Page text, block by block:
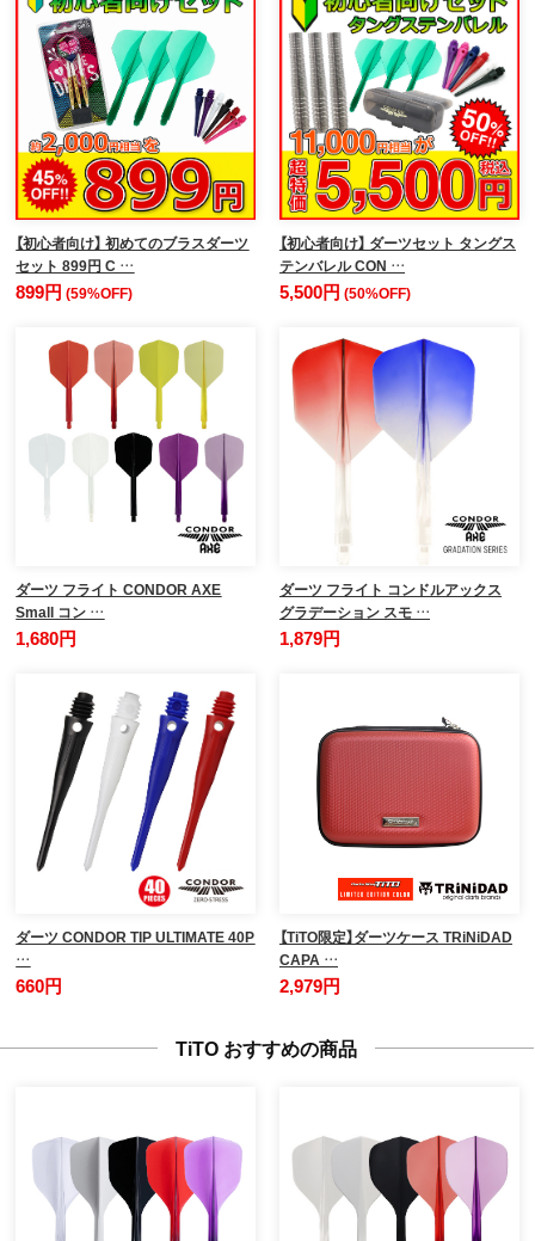
【初心者向け】 初めてのブラスダーツ
セット 899円 C …
899円(59%OFF)
【初心者向け】 ダーツセット タングス
テンバレル CON …
5,500円 (50%OFF)
ダーツ フライト CONDOR AXE
Small コン …
1,680円
ダーツ フライト コンドルアックス
グラデーション スモ …
1,879円
ダーツ CONDOR TIP ULTIMATE 40P
…
660円
【TiTO限定】ダーツケース TRiNiDAD
CAPA …
2,979円
TiTO おすすめの商品